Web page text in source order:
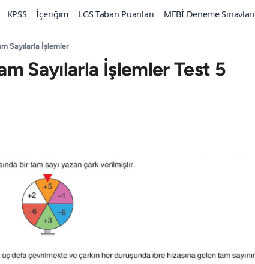
KPSS İçeriğim LGS Taban Puanları MEBİ Deneme Sınavları
Sayılarla İşlemler
Sayılarla İşlemler Test 5